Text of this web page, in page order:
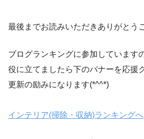
最後までお読みいただきありがとう
ブログランキングに参加しています
役に立てましたら下のバナーを応援
更新の励みになります(*^^*)
インテリア(掃除・収納)ランキングへ